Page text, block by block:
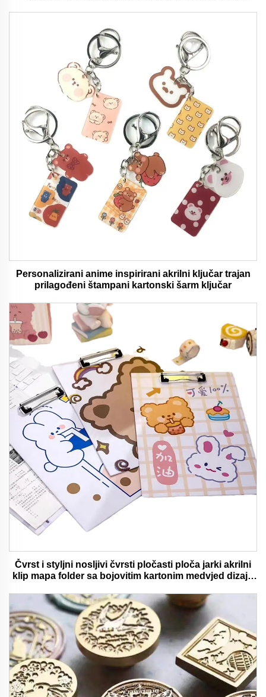
Personalizirani anime inspirirani akrilni ključar trajan
prilagođeni štampani kartonski šarm ključar
Čvrst i styljni nosljivi čvrsti pločasti ploča jarki akrilni
klip mapa folder sa bojovitim kartonim medvjed dizajn